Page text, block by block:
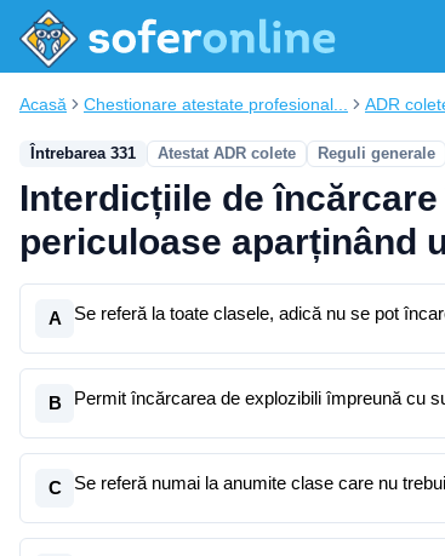
Acasă Chestionare atestate profesional... ADR
Întrebarea 331 Atestat ADR colete Reguli generale
Interdicțiile de
periculoase aparținând
A Se referă la toate clasele, adică nu se pot
B Permit încărcarea de explozibili împreună cu
C Se referă numai la anumite clase care nu